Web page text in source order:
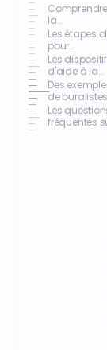
Comprendre
la
des buralistes
Les étapes
pour
transformer
son
commerce
buraliste
Les
d'aide à la
des buralistes
Des
de buralistes
ayant réussi
leur
Les
fréquentes
des